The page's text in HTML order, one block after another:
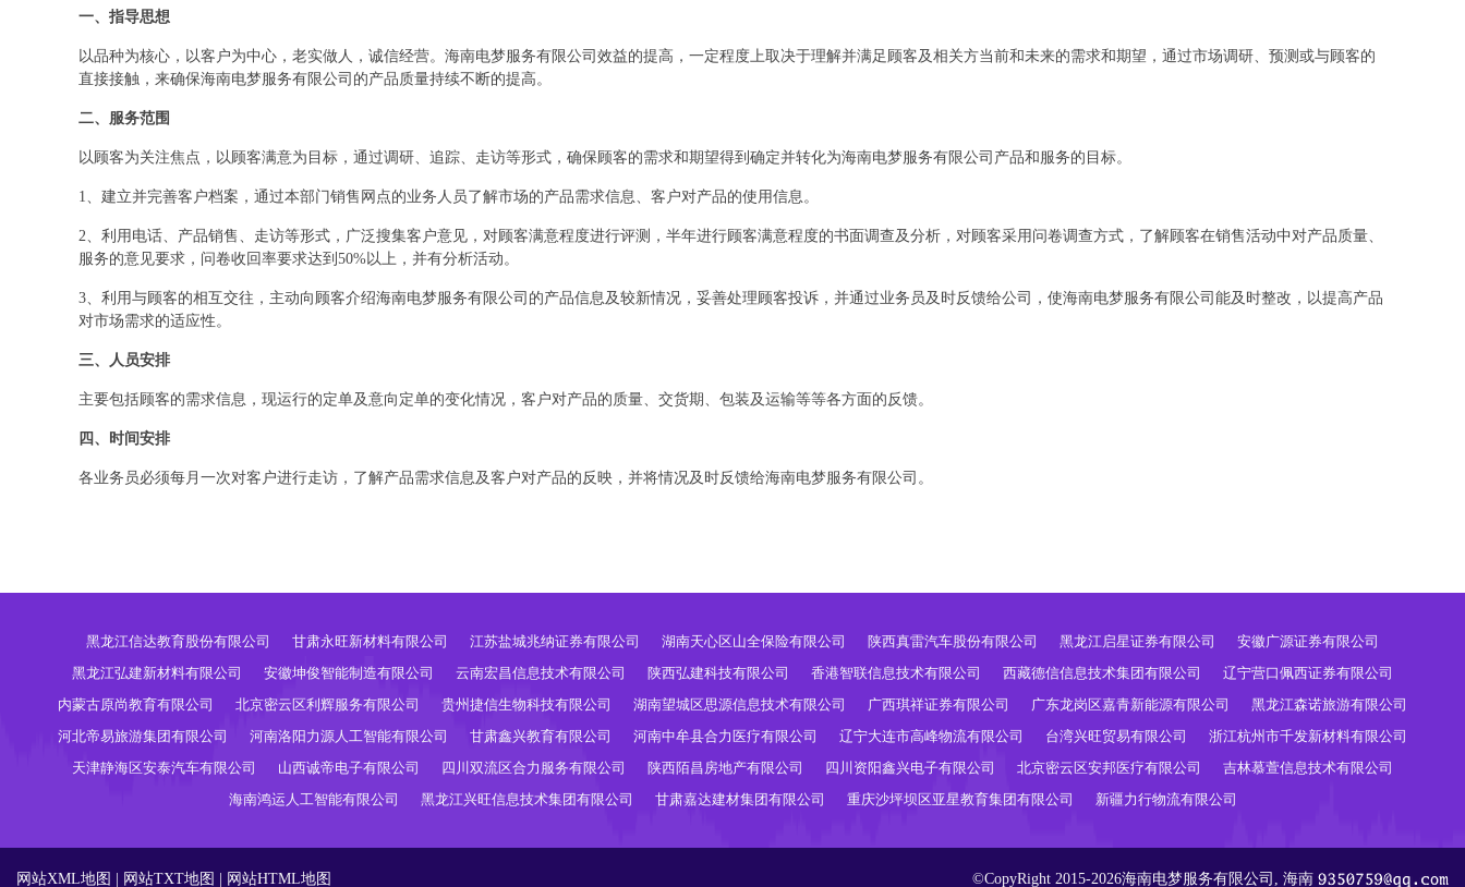
一、指导思想
以品种为核心，以客户为中心，老实做人，诚信经营。海南电梦服务有限公司效益的提高，一定程度上取决于理解并满足顾客及相关方当前和未来的需求和期望，通过市场调研、预测或与顾客的
直接接触，来确保海南电梦服务有限公司的产品质量持续不断的提高。
二、服务范围
以顾客为关注焦点，以顾客满意为目标，通过调研、追踪、走访等形式，确保顾客的需求和期望得到确定并转化为海南电梦服务有限公司产品和服务的目标。
1、建立并完善客户档案，通过本部门销售网点的业务人员了解市场的产品需求信息、客户对产品的使用信息。
2、利用电话、产品销售、走访等形式，广泛搜集客户意见，对顾客满意程度进行评测，半年进行顾客满意程度的书面调查及分析，对顾客采用问卷调查方式，了解顾客在销售活动中对产品质量、
服务的意见要求，问卷收回率要求达到50%以上，并有分析活动。
3、利用与顾客的相互交往，主动向顾客介绍海南电梦服务有限公司的产品信息及较新情况，妥善处理顾客投诉，并通过业务员及时反馈给公司，使海南电梦服务有限公司能及时整改，以提高产品
对市场需求的适应性。
三、人员安排
主要包括顾客的需求信息，现运行的定单及意向定单的变化情况，客户对产品的质量、交货期、包装及运输等等各方面的反馈。
四、时间安排
各业务员必须每月一次对客户进行走访，了解产品需求信息及客户对产品的反映，并将情况及时反馈给海南电梦服务有限公司。
黑龙江信达教育股份有限公司 甘肃永旺新材料有限公司 江苏盐城兆纳证券有限公司 湖南天心区山全保险有限公司 陕西真雷汽车股份有限公司 黑龙江启星证券有限公司
安徽广源证券有限公司
黑龙江弘建新材料有限公司
安徽坤俊智能制造有限公司 云南宏昌信息技术有限公司 陕西弘建科技有限公司 香港智联信息技术有限公司 西藏德信信息技术集团有限公司
辽宁营口佩西证券有限公司
内蒙古原尚教育有限公司
北京密云区利辉服务有限公司 贵州捷信生物科技有限公司 湖南望城区思源信息技术有限公司 广西琪祥证券有限公司 广东龙岗区嘉青新能源有限公司
黑龙江森诺旅游有限公司
河北帝易旅游集团有限公司
河南洛阳力源人工智能有限公司 甘肃鑫兴教育有限公司 河南中牟县合力医疗有限公司 辽宁大连市高峰物流有限公司 台湾兴旺贸易有限公司
浙江杭州市千发新材料有限公司
天津静海区安泰汽车有限公司
山西诚帝电子有限公司 四川双流区合力服务有限公司 陕西陌昌房地产有限公司 四川资阳鑫兴电子有限公司 北京密云区安邦医疗有限公司
吉林慕萱信息技术有限公司
海南鸿运人工智能有限公司
黑龙江兴旺信息技术集团有限公司 甘肃嘉达建材集团有限公司 重庆沙坪坝区亚星教育集团有限公司 新疆力行物流有限公司
网站XML地图 网站TXT地图 网站HTML地图 ©CopyRight 2015-2026海南电梦服务有限公司, 海南